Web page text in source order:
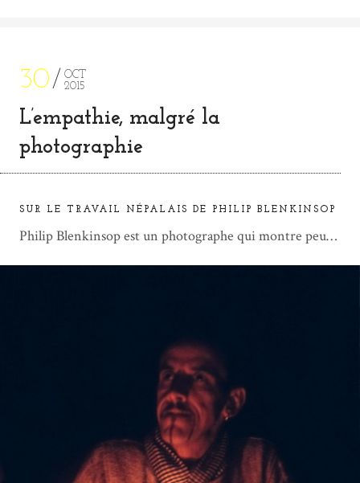
30
OCT
2015
L’empathie, malgré la
photographie
SUR LE TRAVAIL NÉPALAIS DE PHILIP BLENKINSOP
Philip Blenkinsop est un photographe qui montre peu…